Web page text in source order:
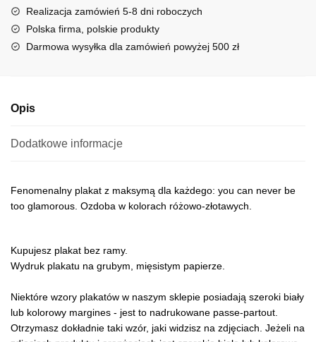
a
t
i
Realizacja zamówień 5-8 dni roboczych
Polska firma, polskie produkty
Darmowa wysyłka dla zamówień powyżej 500 zł
Opis
Dodatkowe informacje
Fenomenalny plakat z maksymą dla każdego: you can never be
too glamorous. Ozdoba w kolorach różowo-złotawych.
Kupujesz plakat bez ramy.
Wydruk plakatu na grubym, mięsistym papierze.
Niektóre wzory plakatów w naszym sklepie posiadają szeroki biały
lub kolorowy margines - jest to nadrukowane passe-partout.
Otrzymasz dokładnie taki wzór, jaki widzisz na zdjęciach. Jeżeli na